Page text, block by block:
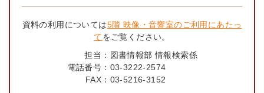
資料の利用については5階 映像・音響室のご利用にあたっ
てをご覧ください。
担当： 図書情報部 情報検索係
電話番号： 03-3222-2574
FAX： 03-5216-3152